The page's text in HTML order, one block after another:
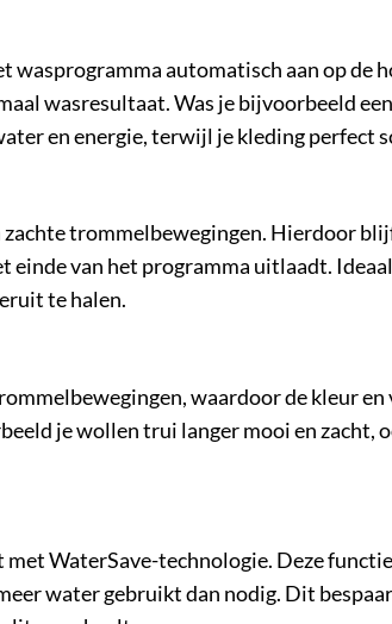
automatisch aan op de
wasresultaat. Was je bijvoorbeeld
en energie, terwijl je kleding perfect
trommelbewegingen. Hierdoor
einde van het programma uitlaadt.
te halen.
waardoor de kleur en
je wollen trui langer mooi en zacht,
WaterSave-technologie. Deze
water gebruikt dan nodig. Dit